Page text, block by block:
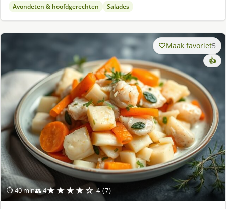
Avondeten & hoofdgerechten Salades
⏱ 40 min👥 4★★★★☆ 4 (7)
Maak favoriet5
👍